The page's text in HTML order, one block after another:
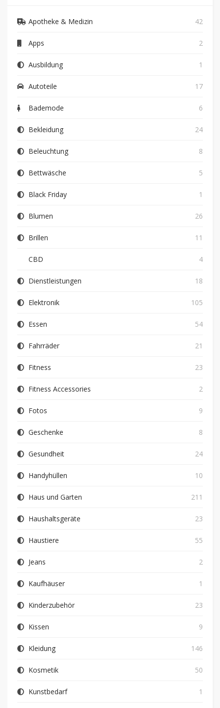
Apotheke & Medizin 42
Apps 2
Ausbildung 1
Autoteile 17
Bademode 6
Bekleidung 24
Beleuchtung 8
Bettwäsche 5
Black Friday 1
Blumen 26
Brillen 11
CBD 4
Dienstleistungen 18
Elektronik 105
Essen 54
Fahrräder 21
Fitness 23
Fitness Accessories 2
Fotos 9
Geschenke 8
Gesundheit 24
Handyhüllen 10
Haus und Garten 211
Haushaltsgeräte 23
Haustiere 55
Jeans 2
Kaufhäuser 1
Kinderzubehör 23
Kissen 9
Kleidung 146
Kosmetik 50
Kunstbedarf 1